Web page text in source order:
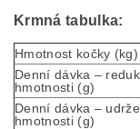
Krmná tabulka:
Hmotnost kočky (kg)
Denní dávka –
hmotnosti (g)
Denní dávka –
hmotnosti (g)